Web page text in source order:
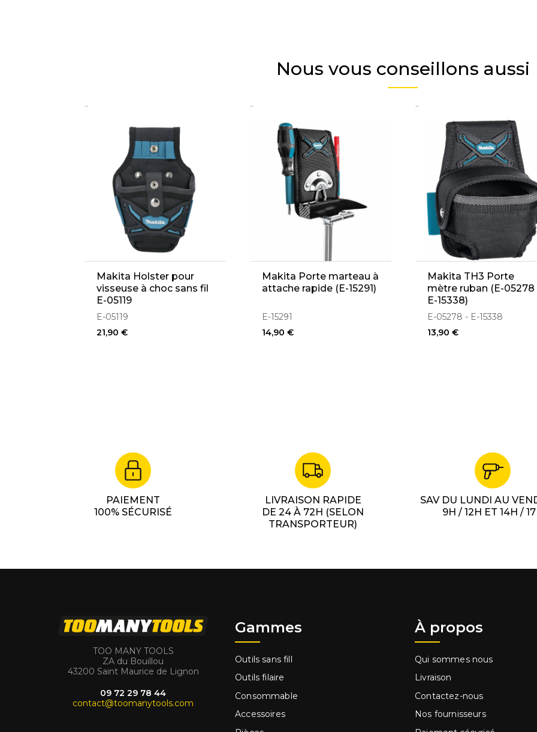
Nous vous conseillons aussi
..
Makita Holster pour
visseuse à choc sans fil
E-05119
E-05119
21,90 €
..
Makita Porte marteau à
attache rapide (E-15291)
E-15291
14,90 €
..
Makita TH3 Porte
mètre ruban (E-05278
E-15338)
E-05278 - E-15338
13,90 €
PAIEMENT
100% SÉCURISÉ
LIVRAISON RAPIDE
DE 24 À 72H (SELON
TRANSPORTEUR)
SAV DU LUNDI AU
9H / 12H ET 14H /
TOO MANY TOOLS
ZA du Bouillou
43200 Saint Maurice de Lignon
09 72 29 78 44
contact@toomanytools.com
Gammes
Outils sans fill
Outils filaire
Consommable
Accessoires
À propos
Qui sommes nous
Livraison
Contactez-nous
Nos fournisseurs